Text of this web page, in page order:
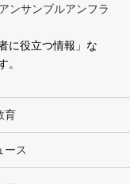
ンサンブルアンフラ
に役立つ情報」な
。
育
ース